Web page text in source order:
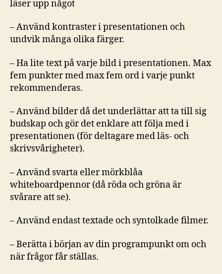
läser upp något
– Använd kontraster i presentationen och
undvik många olika färger.
– Ha lite text på varje bild i presentationen. Max
fem punkter med max fem ord i varje punkt
rekommenderas.
– Använd bilder då det underlättar att ta till sig
budskap och gör det enklare att följa med i
presentationen (för deltagare med läs- och
skrivsvårigheter).
– Använd svarta eller mörkblåa
whiteboardpennor (då röda och gröna är
svårare att se).
– Använd endast textade och syntolkade filmer.
– Berätta i början av din programpunkt om och
när frågor får ställas.